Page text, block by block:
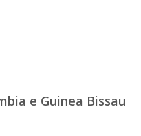
e Guinea Bissau